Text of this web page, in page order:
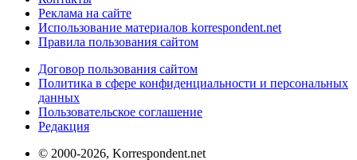
Реклама на сайте
Использование материалов korrespondent.net
Правила пользования сайтом
Договор пользования сайтом
Политика в сфере конфиденциальности и персональных
данных
Пользовательское соглашение
Редакция
© 2000-2026, Korrespondent.net